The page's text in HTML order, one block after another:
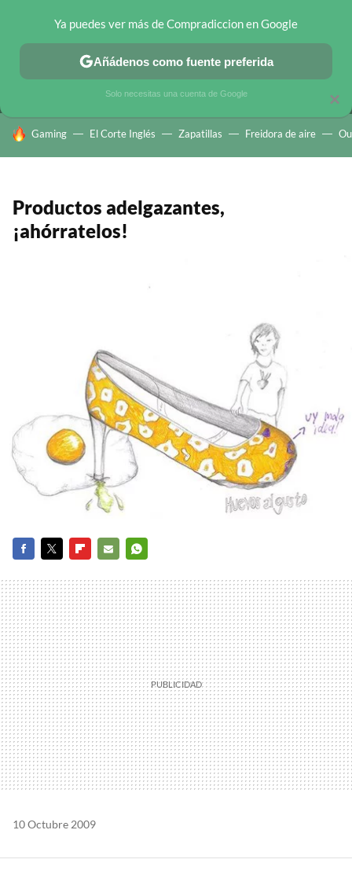
MENÚ NUEVO
CHOLLOS TELEGRAM OFERTAS EN MÓVILES
HOY SE HABLA DE
Gaming El Corte Inglés Zapatillas Freidora de aire
Productos adelgazantes,
¡ahórratelos!
MAIL
10 Octubre 2009
×
Ya puedes ver más de Compradiccion en Google
Añádenos como fuente preferida
Solo necesitas una cuenta de Google